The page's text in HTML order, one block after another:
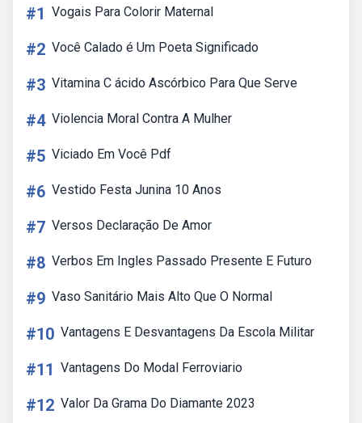
#1 Vogais Para Colorir Maternal
#2 Você Calado é Um Poeta Significado
#3 Vitamina C ácido Ascórbico Para Que Serve
#4 Violencia Moral Contra A Mulher
#5 Viciado Em Você Pdf
#6 Vestido Festa Junina 10 Anos
#7 Versos Declaração De Amor
#8 Verbos Em Ingles Passado Presente E Futuro
#9 Vaso Sanitário Mais Alto Que O Normal
#10 Vantagens E Desvantagens Da Escola Militar
#11 Vantagens Do Modal Ferroviario
#12 Valor Da Grama Do Diamante 2023